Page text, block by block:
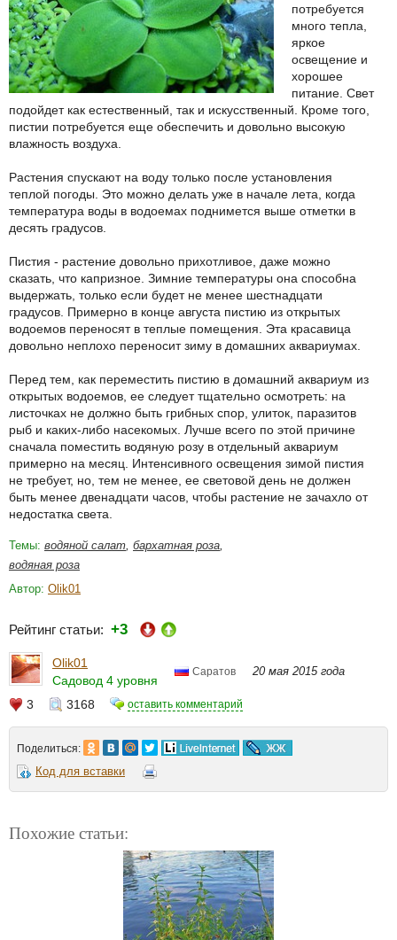
потребуется
много тепла,
яркое
освещение и
хорошее
питание. Свет
подойдет как естественный, так и искусственный. Кроме того,
пистии потребуется еще обеспечить и довольно высокую
влажность воздуха.
Растения спускают на воду только после установления
теплой погоды. Это можно делать уже в начале лета, когда
температура воды в водоемах поднимется выше отметки в
десять градусов.
Пистия - растение довольно прихотливое, даже можно
сказать, что капризное. Зимние температуры она способна
выдержать, только если будет не менее шестнадцати
градусов. Примерно в конце августа пистию из открытых
водоемов переносят в теплые помещения. Эта красавица
довольно неплохо переносит зиму в домашних аквариумах.
Перед тем, как переместить пистию в домашний аквариум из
открытых водоемов, ее следует тщательно осмотреть: на
листочках не должно быть грибных спор, улиток, паразитов
рыб и каких-либо насекомых. Лучше всего по этой причине
сначала поместить водяную розу в отдельный аквариум
примерно на месяц. Интенсивного освещения зимой пистия
не требует, но, тем не менее, ее световой день не должен
быть менее двенадцати часов, чтобы растение не зачахло от
недостатка света.
Темы: водяной салат, бархатная роза,
водяная роза
Автор: Olik01
Рейтинг статьи: +3
Olik01
Садовод 4 уровня
Саратов 20 мая 2015 года
3 3168 оставить комментарий
Поделиться:
Код для вставки
Похожие статьи: